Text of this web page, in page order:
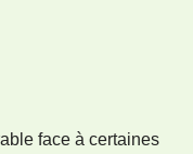
face à certaines